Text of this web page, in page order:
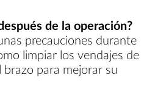
de la operación?
precauciones durante
limpiar los vendajes de
brazo para mejorar su